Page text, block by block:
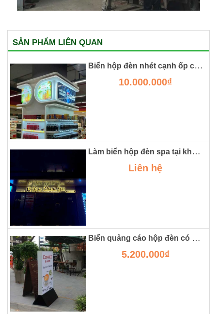
SẢN PHẨM LIÊN QUAN
Biển hộp đèn nhét cạnh ốp cột siêu thị
10.000.000₫
Làm biển hộp đèn spa tại khu đô thị smart city
Liên hệ
Biển quảng cáo hộp đèn có chân đẹp
5.200.000₫